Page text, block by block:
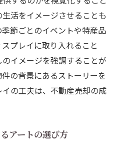
活をイメージさせることも
節ごとのイベントや特産品
プレイに取り入れること
イメージを強調することが
の背景にあるストーリーを
の工夫は、不動産売却の成
アートの選び方